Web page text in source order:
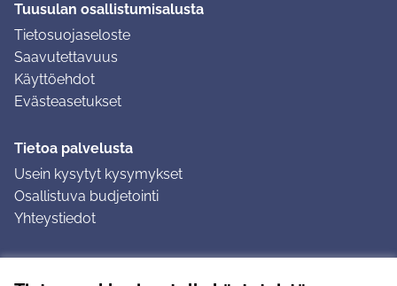
Tuusulan osallistumisalusta
Tietosuojaseloste
Saavutettavuus
Käyttöehdot
Evästeasetukset
Tietoa palvelusta
Usein kysytyt kysymykset
Osallistuva budjetointi
Yhteystiedot